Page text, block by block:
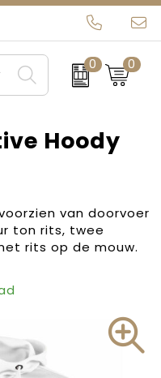
0 0
Hoody
van doorvoer
ton rits, twee
rits op de mouw.